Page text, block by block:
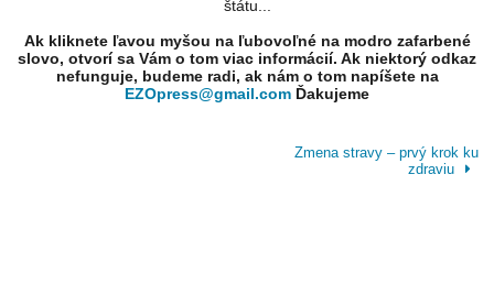
štátu...
Ak kliknete ľavou myšou na ľubovoľné na modro zafarbené
slovo, otvorí sa Vám o tom viac informácií. Ak niektorý odkaz
nefunguje, budeme radi, ak nám o tom napíšete na
EZOpress@gmail.com Ďakujeme
Zmena stravy – prvý krok ku
zdraviu